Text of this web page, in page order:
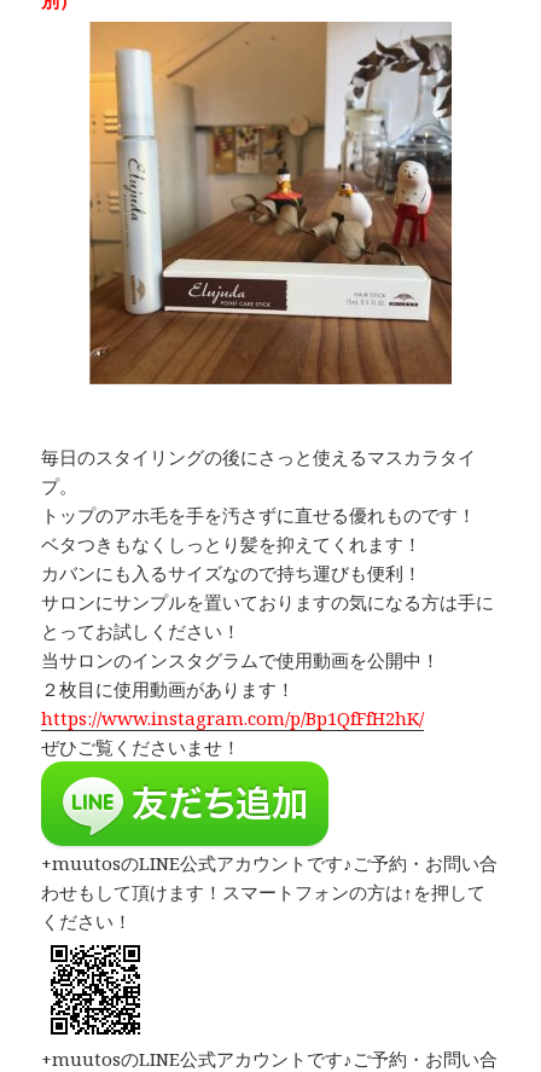
毎日のスタイリングの後にさっと使えるマスカラタイ
プ。
トップのアホ毛を手を汚さずに直せる優れものです！
ベタつきもなくしっとり髪を抑えてくれます！
カバンにも入るサイズなので持ち運びも便利！
サロンにサンプルを置いておりますの気になる方は手に
とってお試しください！
当サロンのインスタグラムで使用動画を公開中！
２枚目に使用動画があります！
https://www.instagram.com/p/Bp1QfFfH2hK/
ぜひご覧くださいませ！
+muutosのLINE公式アカウントです♪ご予約・お問い合
わせもして頂けます！スマートフォンの方は↑を押して
ください！
+muutosのLINE公式アカウントです♪ご予約・お問い合